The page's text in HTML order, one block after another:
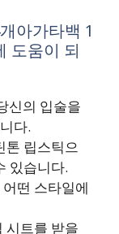
아가타백 1
도움이 되
신의 입술을
다.
톤 립스틱으
있습니다.
떤 스타일에
시트를 받을